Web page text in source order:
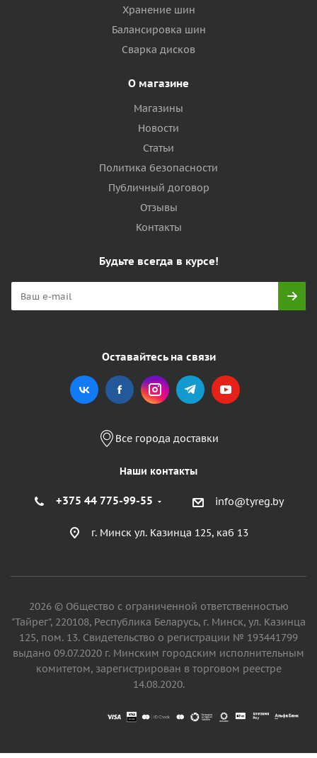
Хранение шин
Балансировка шин
Сварка дисков
О магазине
Магазины
Новости
Статьи
Политика безопасности
Публичный договор
Отзывы
Контакты
Будьте всегда в курсе!
Оставайтесь на связи
Все города доставки
Наши контакты
+375 44 775-99-55 info@tyreg.by
г. Минск ул. Казинца 125, каб 13
2026 © Общество с ограниченной ответственностью
"Тайрег", 220108, Республика Беларусь, г. Минск, ул. Казинца
125, пом. 13. Свидетельство о регистрации № 193441799
выдано 09.07.2020 г. Минским городским исполнительным
комитетом, зарегистрирован в торговом реестре
14.08.2020.